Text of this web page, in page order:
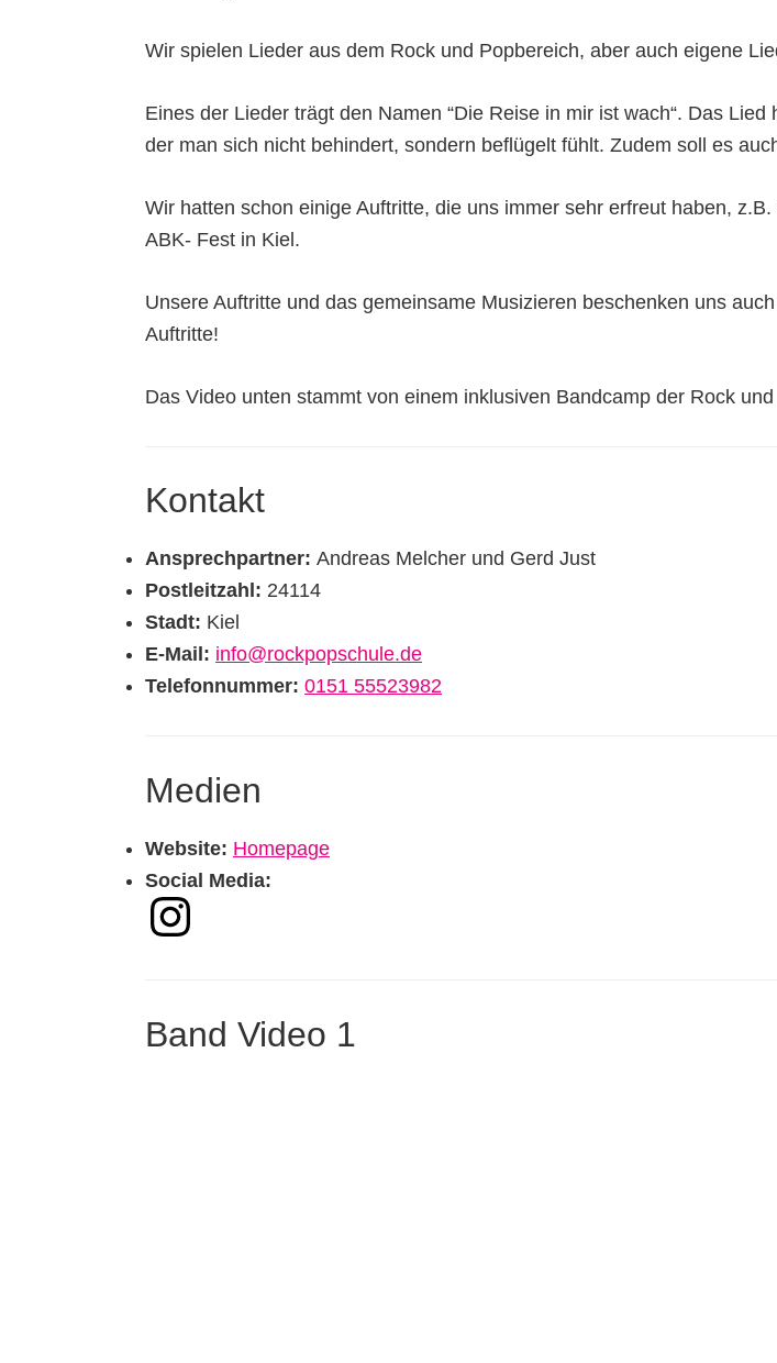
Wir spielen Lieder aus dem Rock und Popbereich, aber auch eigene
Eines der Lieder trägt den Namen “Die Reise in mir ist wach“. Das
der man sich nicht behindert, sondern beflügelt fühlt. Zudem soll es
Wir hatten schon einige Auftritte, die uns immer sehr erfreut haben,
ABK- Fest in Kiel.
Unsere Auftritte und das gemeinsame Musizieren beschenken uns
Auftritte!
Das Video unten stammt von einem inklusiven Bandcamp der Rock
Kontakt
Ansprechpartner: Andreas Melcher und Gerd Just
Postleitzahl: 24114
Stadt: Kiel
E-Mail: info@rockpopschule.de
Telefonnummer: 0151 55523982
Medien
Website: Homepage
Social Media:
Band Video 1